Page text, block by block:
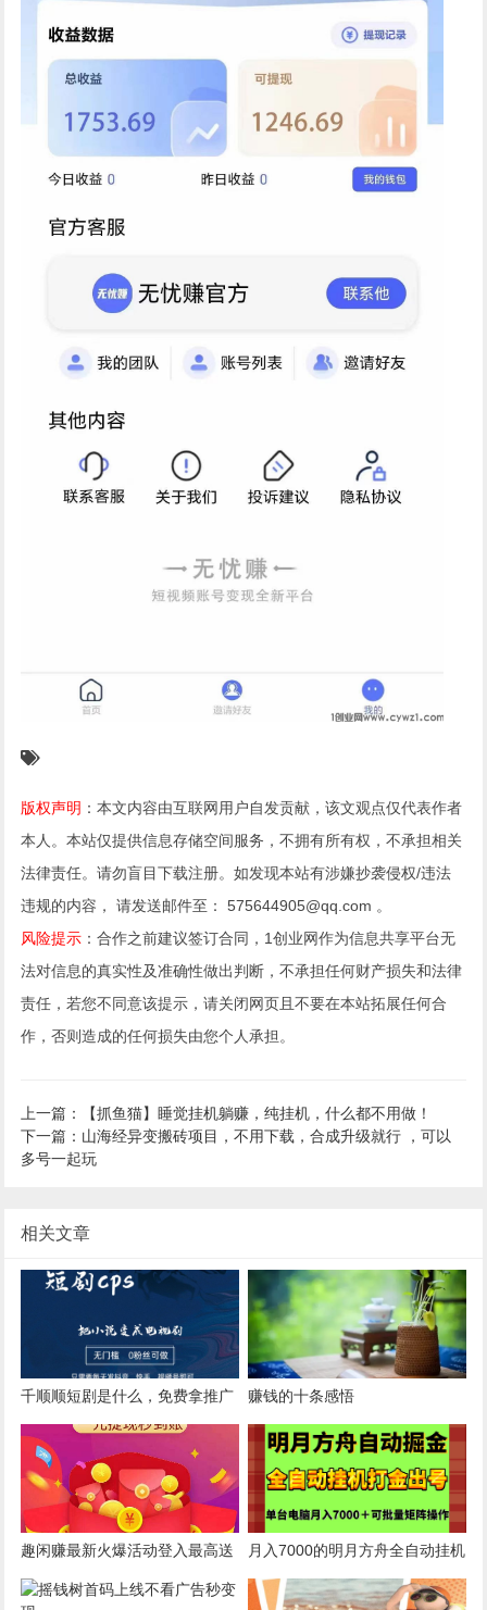
版权声明 ：本文内容由互联网用户自发贡献，该文观点仅代表作者
本人。本站仅提供信息存储空间服务，不拥有所有权，不承担相关
法律责任。请勿盲目下载注册。如发现本站有涉嫌抄袭侵权/违法
违规的内容， 请发送邮件至： 575644905@qq.com 。
风险提示 ：合作之前建议签订合同，1创业网作为信息共享平台无
法对信息的真实性及准确性做出判断，不承担任何财产损失和法律
责任，若您不同意该提示，请关闭网页且不要在本站拓展任何合
作，否则造成的任何损失由您个人承担。
上一篇：【抓鱼猫】睡觉挂机躺赚，纯挂机，什么都不用做！
下一篇：山海经异变搬砖项目，不用下载，合成升级就行 ，可以
多号一起玩
相关文章
千顺顺短剧是什么，免费拿推广
授权，见效快收益高
赚钱的十条感悟
趣闲赚最新火爆活动登入最高送
奖励，提现没门槛秒到-
月入7000的明月方舟全自动挂机
打金出号项目